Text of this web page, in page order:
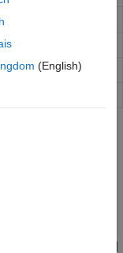
자연 로그
제곱근
과 행렬 지수를
로 e^pi이 pi^e보다 더
(English)